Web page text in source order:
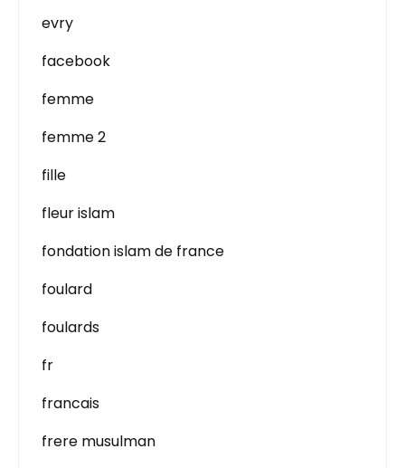
evry
facebook
femme
femme 2
fille
fleur islam
fondation islam de france
foulard
foulards
fr
francais
frere musulman